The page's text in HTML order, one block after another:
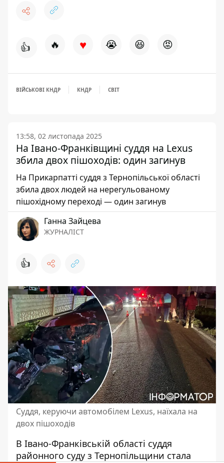
👍 🔥 ♥ 😭 😆 😡
ВІЙСЬКОВІ КНДР КНДР СВІТ
13:58, 02 листопада 2025
На Івано-Франківщині суддя на Lexus
збила двох пішоходів: один загинув
На Прикарпатті суддя з Тернопільської області
збила двох людей на нерегульованому
пішохідному переході — один загинув
Ганна Зайцева
ЖУРНАЛІСТ
👍
Суддя, керуючи автомобілем Lexus, наїхала на
двох пішоходів
В Івано-Франківській області суддя
районного суду з Тернопільщини стала